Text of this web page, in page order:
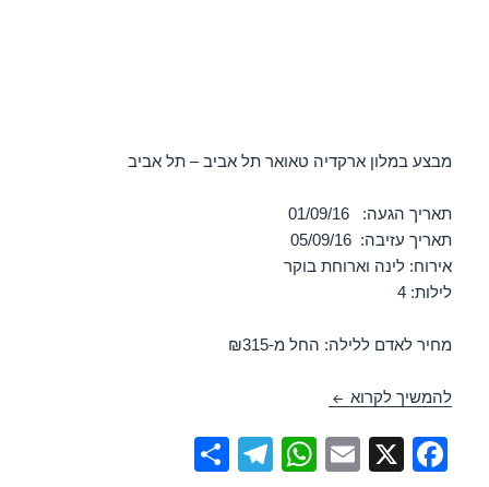
מבצע במלון ארקדיה טאואר תל אביב – תל אביב
תאריך הגעה: 01/09/16
תאריך עזיבה: 05/09/16
אירוח: לינה וארוחת בוקר
לילות: 4
מחיר לאדם ללילה: החל מ-₪315
להמשיך לקרוא מבצע במלון ארקדיה טאואר תל אביב – תל אביב 01/09/2016
F
X
E
W
T